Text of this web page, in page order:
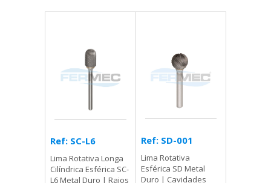
Ref: SC-L6
Lima Rotativa Longa
Cilíndrica Esférica SC-
L6 Metal Duro | Raios
Ref: SD-001
Lima Rotativa
Esférica SD Metal
Duro | Cavidades